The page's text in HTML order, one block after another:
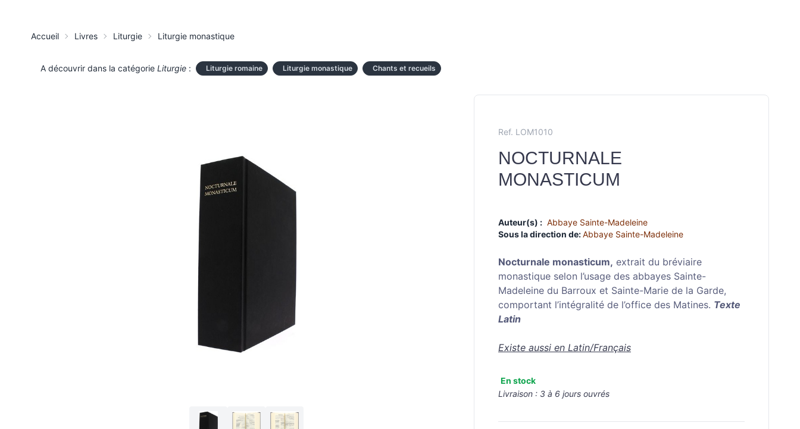
Accueil Livres Liturgie Liturgie monastique
A découvrir dans la catégorie Liturgie : Liturgie romaine Liturgie monastique Chants et recueils
Ref. LOM1010
NOCTURNALE
MONASTICUM
Auteur(s) : Abbaye Sainte-Madeleine
Sous la direction de:Abbaye Sainte-Madeleine
Nocturnale monasticum, extrait du bréviaire
monastique selon l’usage des abbayes Sainte-
Madeleine du Barroux et Sainte-Marie de la Garde,
comportant l’intégralité de l’office des Matines. Texte
Latin
Existe aussi en Latin/Français
En stock
Livraison : 3 à 6 jours ouvrés